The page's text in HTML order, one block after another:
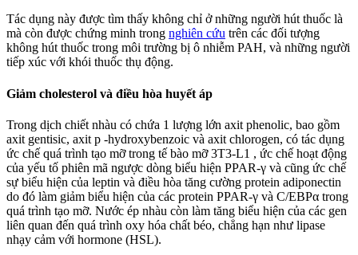
Tác dụng này được tìm thấy không chỉ ở những người hút thuốc là
mà còn được chứng minh trong nghiên cứu trên các đối tượng
không hút thuốc trong môi trường bị ô nhiễm PAH, và những người
tiếp xúc với khói thuốc thụ động.
Giảm cholesterol và điều hòa huyết áp
Trong dịch chiết nhàu có chứa 1 lượng lớn axit phenolic, bao gồm
axit gentisic, axit p -hydroxybenzoic và axit chlorogen, có tác dụng
ức chế quá trình tạo mỡ trong tế bào mỡ 3T3-L1 , ức chế hoạt động
của yếu tố phiên mã ngược dòng biểu hiện PPAR-γ và cũng ức chế
sự biểu hiện của leptin và điều hòa tăng cường protein adiponectin
do đó làm giảm biểu hiện của các protein PPAR-γ và C/EBPα trong
quá trình tạo mỡ. Nước ép nhàu còn làm tăng biểu hiện của các gen
liên quan đến quá trình oxy hóa chất béo, chẳng hạn như lipase
nhạy cảm với hormone (HSL).